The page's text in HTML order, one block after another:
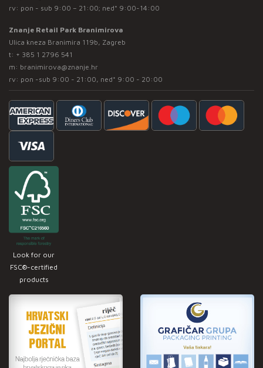
rv: pon - sub 9:00 – 21:00; ned* 9:00-14:00
Znanje Retail Park Branimirova
Ulica kneza Branimira 119b, Zagreb
t: + 385 1 2796 541
m: branimirova@znanje.hr
rv: pon -sub 9:00 - 21:00, ned* 9:00 - 20:00
Look for our
FSC®-certified
products